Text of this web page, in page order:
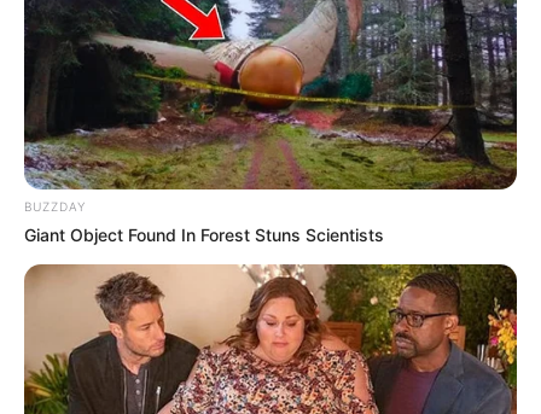
BUZZDAY
Giant Object Found In Forest Stuns Scientists